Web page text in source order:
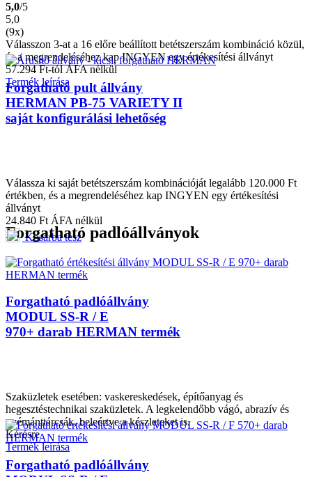
5,0/5
5,0
(9x)
Válasszon 3-at a 16 előre beállított betétszerszám kombináció közül,
és a megrendeléséhez kap INGYEN egy értékesítési állványt
57.294Ft-tól ÁFA nélkül
Termék leírása
Forgatható pult állvány
HERMAN PB-75 VARIETY II
saját konfigurálási lehetőség
Válassza ki saját betétszerszám kombinációját legalább 120.000 Ft
értékben, és a megrendeléséhez kap INGYEN egy értékesítési
állványt
24.840 Ft ÁFA nélkül
Kosárba tesz
Forgatható padlóállványok
Forgatható padlóállvány
MODUL SS-R / E
970+ darab HERMAN termék
Szaküzletek esetében: vaskereskedések, építőanyag és
hegesztéstechnikai szaküzletek. A legkelendőbb vágó, abrazív és
gyémánttárcsák, beleértve a készleteket is.
Kérésre
Termék leírása
Forgatható padlóállvány